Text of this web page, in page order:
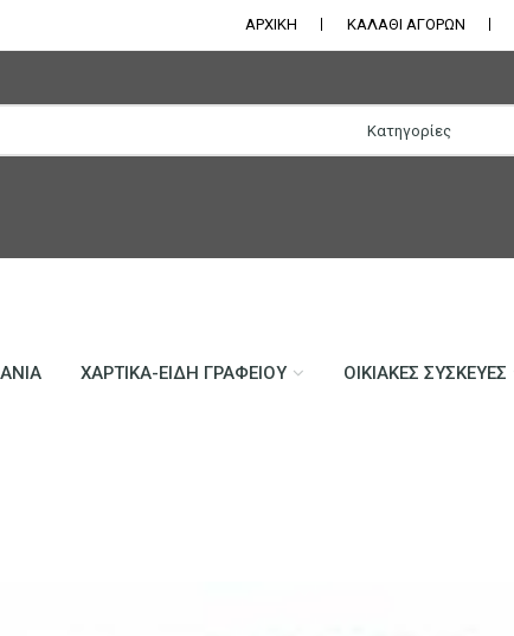
ΑΡΧΙΚΗ ΚΑΛΑΘΙ ΑΓΟΡΩΝ
ΧΑΡΤΙΚΆ-ΕΊΔΗ ΓΡΑΦΕΊΟΥ ΟΙΚΙΑΚΈΣ ΣΥΣΚΕΥΈΣ